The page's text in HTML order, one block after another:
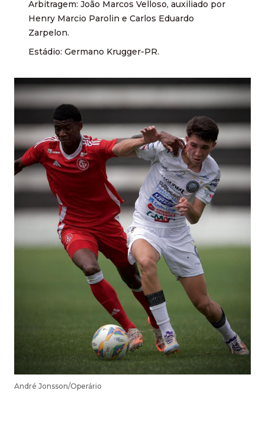
Arbitragem: João Marcos Velloso, auxiliado por
Henry Marcio Parolin e Carlos Eduardo
Zarpelon.
Estádio: Germano Krugger-PR.
André Jonsson/Operário